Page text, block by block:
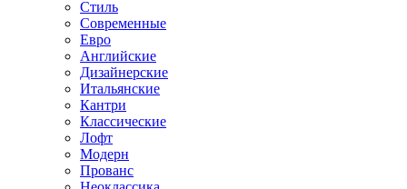
Стиль
Современные
Евро
Английские
Дизайнерские
Итальянские
Кантри
Классические
Лофт
Модерн
Прованс